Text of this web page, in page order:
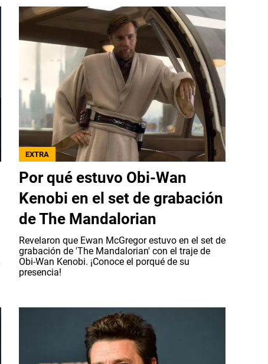
EXTRA
Por qué estuvo Obi-Wan
Kenobi en el set de grabación
de The Mandalorian
Revelaron que Ewan McGregor estuvo en el set de
grabación de 'The Mandalorian' con el traje de
Obi-Wan Kenobi. ¡Conoce el porqué de su
presencia!